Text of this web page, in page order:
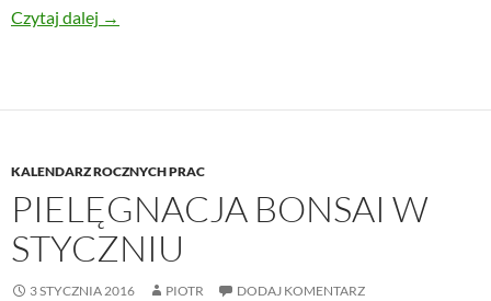
Czytaj dalej Inspekt do zimowania bonsai na Youtube
→
KALENDARZ ROCZNYCH PRAC
PIELĘGNACJA BONSAI W
STYCZNIU
3 STYCZNIA 2016 PIOTR DODAJ KOMENTARZ